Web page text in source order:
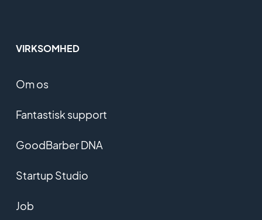
VIRKSOMHED
Om os
Fantastisk support
GoodBarber DNA
Startup Studio
Job